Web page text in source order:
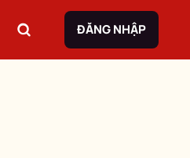
ĐĂNG NHẬP